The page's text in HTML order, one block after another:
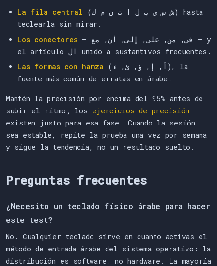
La fila central (ش س ي ب ل ا ت ن م ك) hasta
teclearla sin mirar.
Los conectores — في, من, على, إلى, أن, مع — y
el artículo ال unido a sustantivos frecuentes.
Las formas con hamza (أ, إ, ؤ, ئ, ء), la
fuente más común de erratas en árabe.
Mantén la precisión por encima del 95% antes de
subir el ritmo; los ejercicios de precisión
existen justo para esa fase. Cuando la sesión
sea estable, repite la prueba una vez por semana
y sigue la tendencia, no un resultado suelto.
Preguntas frecuentes
¿Necesito un teclado físico árabe para hacer
este test?
No. Cualquier teclado sirve en cuanto activas el
método de entrada árabe del sistema operativo: la
distribución es software, no hardware. La mayoría